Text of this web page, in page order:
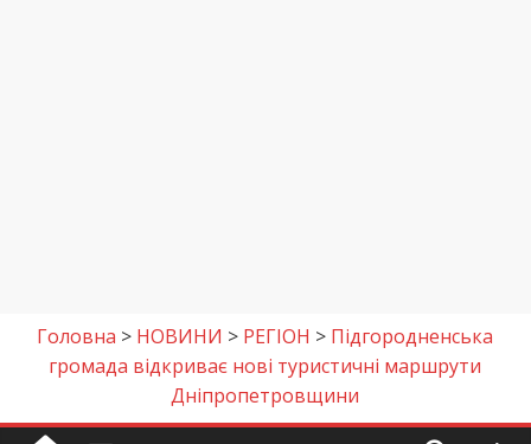
Головна > НОВИНИ > РЕГІОН > Підгородненська
громада відкриває нові туристичні маршрути
Дніпропетровщини